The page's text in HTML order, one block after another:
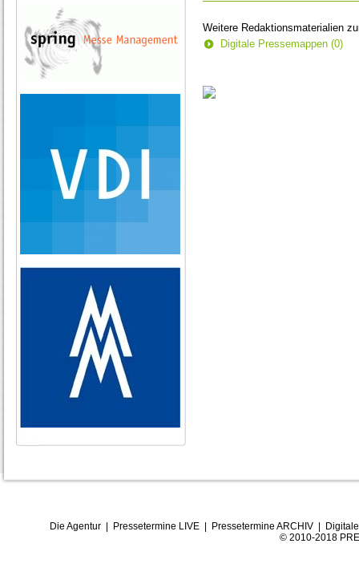
Weitere Redaktionsmaterialien
Digitale Pressemappen (0)
Die Agentur| Pressetermine LIVE| Pressetermine ARCHIV|
© 2010-2018